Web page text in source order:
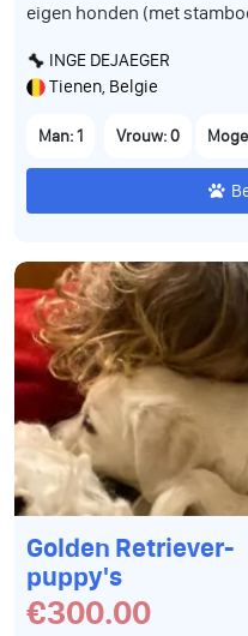
eigen honden (met
geluiden en bewegingen
De puppy is volledig
dierenarts en is correct
hem een warme,
die hem een prachtig
INGE DEJAEGER
Tienen, Belgie
Man: 1 Vrouw: 0
Golden Retriever-
puppy's
€300.00